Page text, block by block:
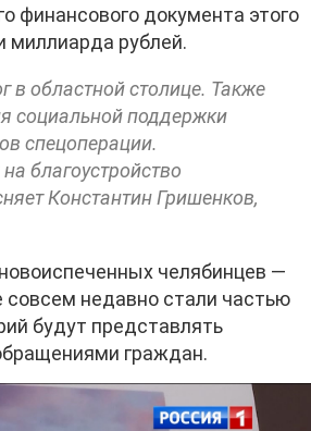
финансового документа этого
миллиарда рублей.
в областной столице. Также
социальной поддержки
спецоперации.
благоустройство
Константин Гришенков,
челябинцев —
недавно стали частью
будут представлять
граждан.